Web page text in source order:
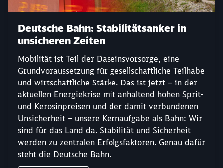
Deutsche Bahn: Stabilitätsanker in
unsicheren Zeiten
Mobilität ist Teil der Daseinsvorsorge, eine
Grundvoraussetzung für gesellschaftliche Teilhabe
und wirtschaftliche Stärke. Das ist jetzt – in der
aktuellen Energiekrise mit anhaltend hohen Sprit-
und Kerosinpreisen und der damit verbundenen
Unsicherheit – unsere Kernaufgabe als Bahn: Wir
sind für das Land da. Stabilität und Sicherheit
werden zu zentralen Erfolgsfaktoren. Genau dafür
steht die Deutsche Bahn.